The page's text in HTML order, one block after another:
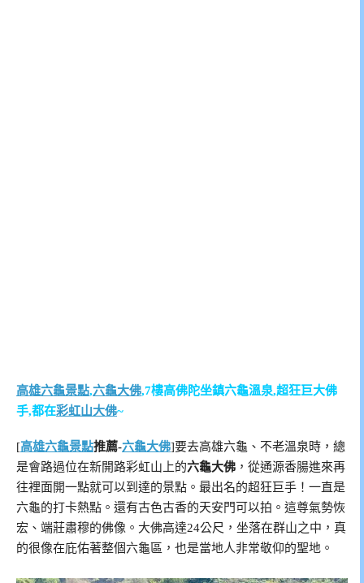
高雄六龜景點,六龜大佛,7樓高佛陀坐鎮六龜溫泉,超狂巨大佛
手,都在彩虹山大佛~
[高雄六龜景點推薦-六龜大佛]要去高雄六龜、不老溫泉時，總
是會路過位在新開路彩虹山上的六龜大佛 ，從通源香腸進來再
往裡面開一點就可以到達的景點。最出名的超狂巨手！一直是
六龜的打卡熱點。還有古色古香的天安門可以拍。這尊氣勢恢
宏、端莊肅穆的佛像。大佛高達24公尺，坐落在群山之中，真
的很像在庇佑著整個六龜區，也是當地人非常敬仰的聖地。